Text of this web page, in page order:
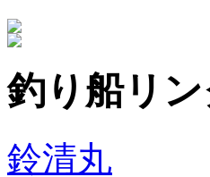
釣り船リ
鈴清丸